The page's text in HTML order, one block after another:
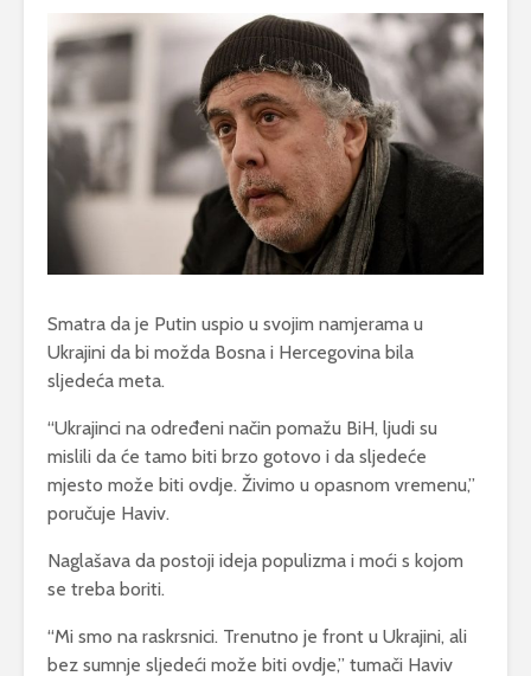
Smatra da je Putin uspio u svojim namjerama u
Ukrajini da bi možda Bosna i Hercegovina bila
sljedeća meta.
“Ukrajinci na određeni način pomažu BiH, ljudi su
mislili da će tamo biti brzo gotovo i da sljedeće
mjesto može biti ovdje. Živimo u opasnom vremenu,”
poručuje Haviv.
Naglašava da postoji ideja populizma i moći s kojom
se treba boriti.
“Mi smo na raskrsnici. Trenutno je front u Ukrajini, ali
bez sumnje sljedeći može biti ovdje,” tumači Haviv